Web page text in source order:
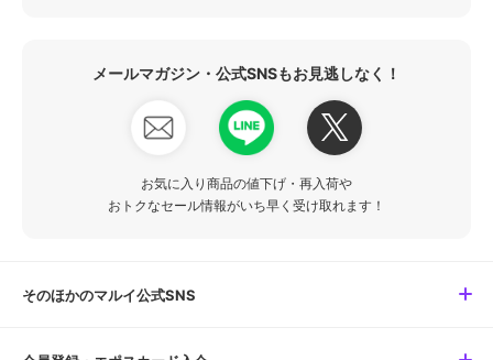
メールマガジン・公式SNSもお見逃しなく！
お気に入り商品の値下げ・再入荷や
おトクなセール情報がいち早く受け取れます！
そのほかのマルイ公式SNS